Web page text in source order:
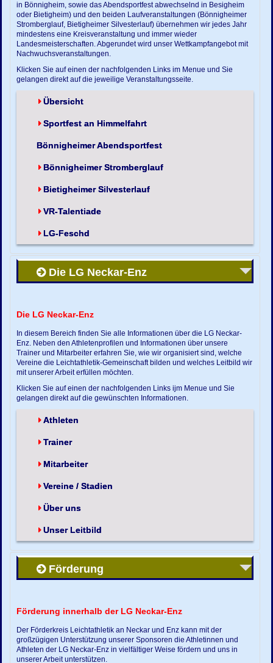
in Bönnigheim, sowie das Abendsportfest abwechselnd in Besigheim
oder Bietigheim) und den beiden Laufveranstaltungen (Bönnigheimer
Stromberglauf, Bietigheimer Silvesterlauf) übernehmen wir jedes Jahr
mindestens eine Kreisveranstaltung und immer wieder
Landesmeisterschaften. Abgerundet wird unser Wettkampfangebot mit
Nachwuchsveranstaltungen.
Klicken Sie auf einen der nachfolgenden Links im Menue und Sie
gelangen direkt auf die jeweilige Veranstaltungsseite.
Übersicht
Sportfest an Himmelfahrt
Bönnigheimer Abendsportfest
Bönnigheimer Stromberglauf
Bietigheimer Silvesterlauf
VR-Talentiade
LG-Feschd
Die LG Neckar-Enz
Die LG Neckar-Enz
In diesem Bereich finden Sie alle Informationen über die LG Neckar-
Enz. Neben den Athletenprofilen und Informationen über unsere
Trainer und Mitarbeiter erfahren Sie, wie wir organisiert sind, welche
Vereine die Leichtathletik-Gemeinschaft bilden und welches Leitbild wir
mit unserer Arbeit erfüllen möchten.
Klicken Sie auf einen der nachfolgenden Links ijm Menue und Sie
gelangen direkt auf die gewünschten Informationen.
Athleten
Trainer
Mitarbeiter
Vereine / Stadien
Über uns
Unser Leitbild
Förderung
Förderung innerhalb der LG Neckar-Enz
Der Förderkreis Leichtathletik an Neckar und Enz kann mit der
großzügigen Unterstützung unserer Sponsoren die Athletinnen und
Athleten der LG Neckar-Enz in vielfältiger Weise fördern und uns in
unserer Arbeit unterstützen.